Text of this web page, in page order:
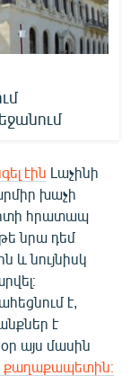
էին Լաչինի
խաչի
հրատապ
, թե նրա դեմ
և նույնիսկ
է,
է
այս մասին
քաղաքապետին։